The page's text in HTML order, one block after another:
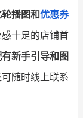
播图和优惠券
十足的店铺首
新手引导和图
随时线上联系